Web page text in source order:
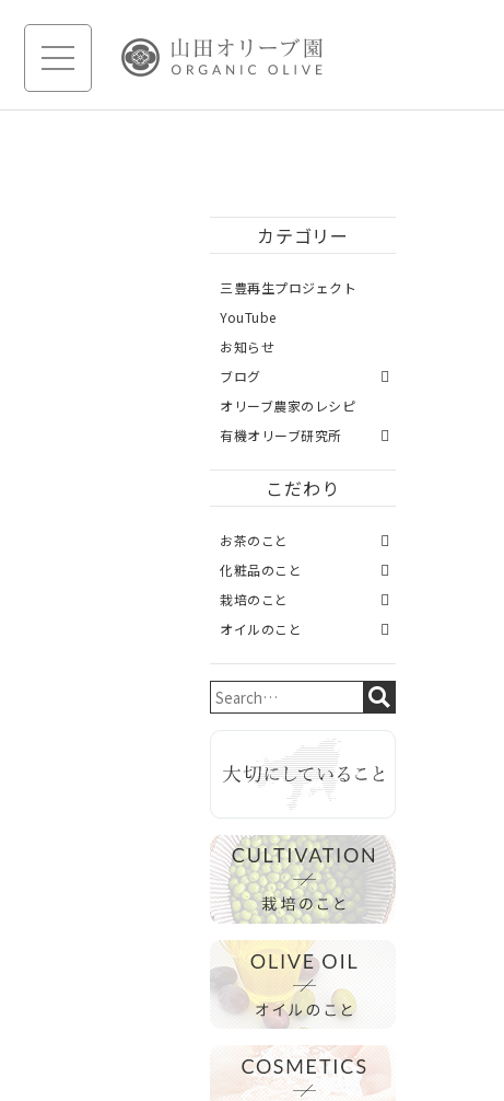
カテゴリー
三豊再生プロジェクト
YouTube
お知らせ
ブログ
オリーブ農家のレシピ
有機オリーブ研究所
こだわり
お茶のこと
化粧品のこと
栽培のこと
オイルのこと